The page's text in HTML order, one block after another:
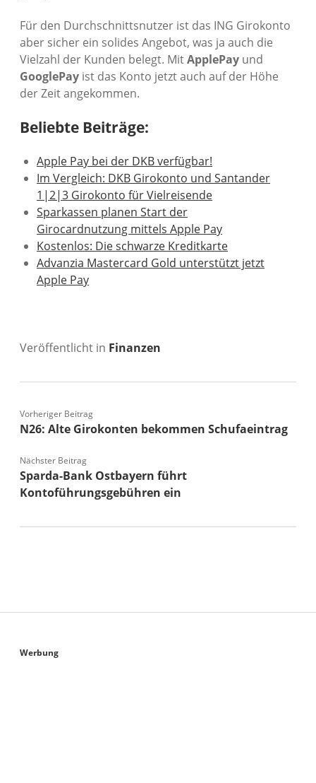
Für den Durchschnittsnutzer ist das ING Girokonto
aber sicher ein solides Angebot, was ja auch die
Vielzahl der Kunden belegt. MitApplePay und
GooglePay ist das Konto jetzt auch auf der Höhe
der Zeit angekommen.
Beliebte Beiträge:
Apple Pay bei der DKB verfügbar!
Im Vergleich: DKB Girokonto und Santander
1|2|3 Girokonto für Vielreisende
Sparkassen planen Start der
Girocardnutzung mittels Apple Pay
Kostenlos: Die schwarze Kreditkarte
Advanzia Mastercard Gold unterstützt jetzt
Apple Pay
Veröffentlicht in Finanzen
Vorheriger Beitrag
N26: Alte Girokonten bekommen Schufaeintrag
Nächster Beitrag
Sparda-Bank Ostbayern führt
Kontoführungsgebühren ein
Sidebar
Werbung